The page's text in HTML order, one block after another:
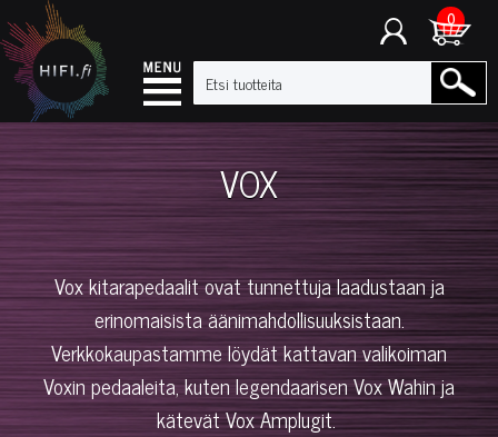
0
VOX
Vox kitarapedaalit ovat tunnettuja laadustaan ja
erinomaisista äänimahdollisuuksistaan.
Verkkokaupastamme löydät kattavan valikoiman
Voxin pedaaleita, kuten legendaarisen Vox Wahin ja
kätevät Vox Amplugit.